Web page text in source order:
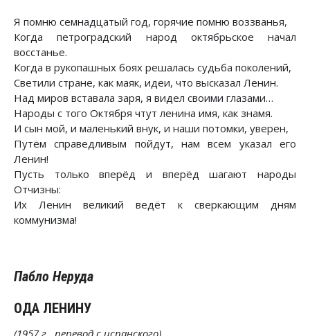
Я помню семнадцатый год, горячие помню воззванья,
Когда петроградский народ октябрьское начал
восстанье.
Когда в рукопашных боях решалась судьба поколений,
Светили стране, как маяк, идеи, что высказал Ленин.
Над миров вставала заря, я видел своими глазами…
Народы с того Октября чтут ленина имя, как знамя.
И сын мой, и маленький внук, и наши потомки, уверен,
Путём справедливым пойдут, нам всем указал его
Ленин!
Пусть только вперёд и вперёд шагают народы
Отчизны:
Их Ленин великий ведёт к сверкающим дням
коммунизма!
Пабло Неруда
ОДА ЛЕНИНУ